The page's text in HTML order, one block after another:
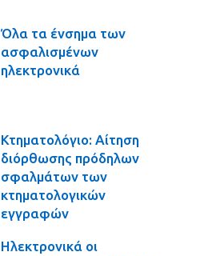
Όλα τα ένσημα των
ασφαλισμένων
ηλεκτρονικά
Κτηματολόγιο: Αίτηση
διόρθωσης πρόδηλων
σφαλμάτων των
κτηματολογικών
εγγραφών
Ηλεκτρονικά οι